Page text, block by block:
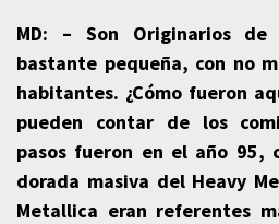
MD: – Son Originarios
bastante pequeña, con no
habitantes. ¿Cómo fueron
pueden contar de los
pasos fueron en el año 95,
dorada masiva del Heavy
Metallica eran referentes